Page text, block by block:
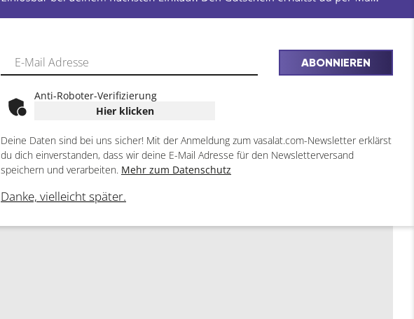
ABONNIEREN
Anti-Roboter-Verifizierung
Hier klicken
Deine Daten sind bei uns sicher! Mit der Anmeldung zum vasalat.com-Newsletter erklärst
du dich einverstanden, dass wir deine E-Mail Adresse für den Newsletterversand
speichern und verarbeiten. Mehr zum Datenschutz
Danke, vielleicht später.